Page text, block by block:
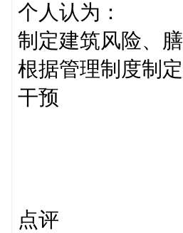
个人认为：
制定建筑风险、
根据管理制度制
干预
点评